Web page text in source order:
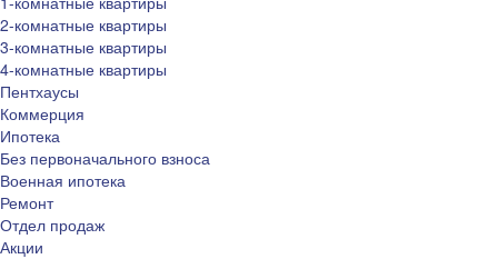
2-комнатные квартиры
3-комнатные квартиры
4-комнатные квартиры
Пентхаусы
Коммерция
Ипотека
Без первоначального взноса
Военная ипотека
Ремонт
Отдел продаж
Акции